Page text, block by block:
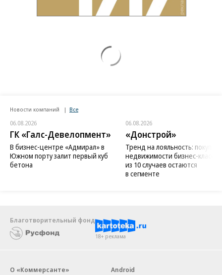
Новости компаний Все
06.08.2026
ГК «Галс-Девелопмент»
В бизнес-центре «Адмирал» в
Южном порту залит первый куб
бетона
06.08.2026
«Донстрой»
Тренд на лояльность:
недвижимости бизнес-класса
из 10 случаев остаются
в сегменте
Благотворительный фонд
18+ реклама
О «Коммерсанте»
Android